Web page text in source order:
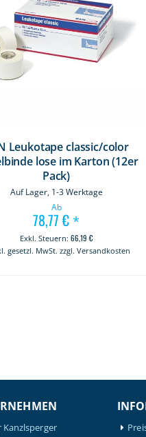
Leukotape classic/color
lose im Karton (12er
Pack)
Auf Lager, 1-3 Werktage
Ab
78,77 € *
66,19 €
gesetzl. MwSt. zzgl. Versandkosten
Kanzlsperger